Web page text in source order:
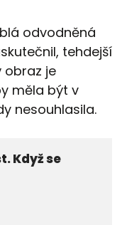
odvodněná
tehdejší
obraz je
měla být v
nesouhlasila.
Když se